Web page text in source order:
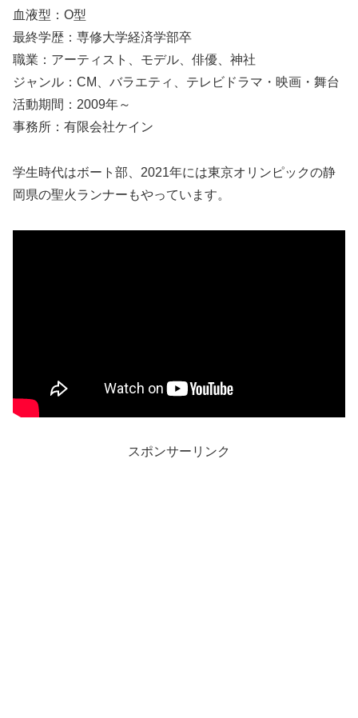
血液型：O型
最終学歴：専修大学経済学部卒
職業：アーティスト、モデル、俳優、神社
ジャンル：CM、バラエティ、テレビドラマ・映画・舞台
活動期間：2009年～
事務所：有限会社ケイン
学生時代はボート部、2021年には東京オリンピックの静
岡県の聖火ランナーもやっています。
スポンサーリンク